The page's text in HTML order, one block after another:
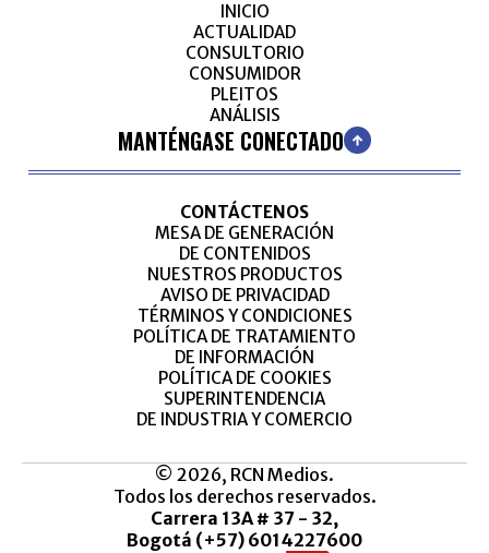
INICIO
ACTUALIDAD
CONSULTORIO
CONSUMIDOR
PLEITOS
ANÁLISIS
MANTÉNGASE CONECTADO
CONTÁCTENOS
MESA DE GENERACIÓN
DE CONTENIDOS
NUESTROS PRODUCTOS
AVISO DE PRIVACIDAD
TÉRMINOS Y CONDICIONES
POLÍTICA DE TRATAMIENTO
DE INFORMACIÓN
POLÍTICA DE COOKIES
SUPERINTENDENCIA
DE INDUSTRIA Y COMERCIO
© 2026, RCN Medios.
Todos los derechos reservados.
Carrera 13A # 37 - 32,
Bogotá (+57) 6014227600